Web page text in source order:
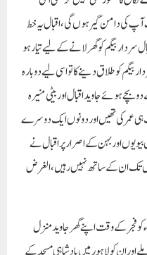
کی دامن گیر ہوں گی ، اقبال یہ خط
سردار بیگم کو گھر لانے کے لیے تیار ہو
بیگم کو طلاق دینے کا تو اسی لیے دوبارہ
بچے ہوئے جاوید اقبال اور بیٹی منیرہ
ہی عمر کی تھیں اور دونوں ایک دوسرے
اور بہن کے اصرار پر اقبال نے
دنوں تک ان کے ساتھ نہیں رہیں ، الغرض
علامہ محمد اقبال 21/اپریل 1938ء کو فجر کے وقت اپنے گھر جاوید منزل